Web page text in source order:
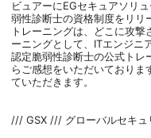
ビュアーにEGセキュアソリ
弱性診断士の資格制度をリリ
トレーニングは、どこに攻
ーニングとして、ITエンジニ
認定脆弱性診断士の公式トレ
らご感想をいただいており
ていただきます。
/// GSX /// グローバルセキ